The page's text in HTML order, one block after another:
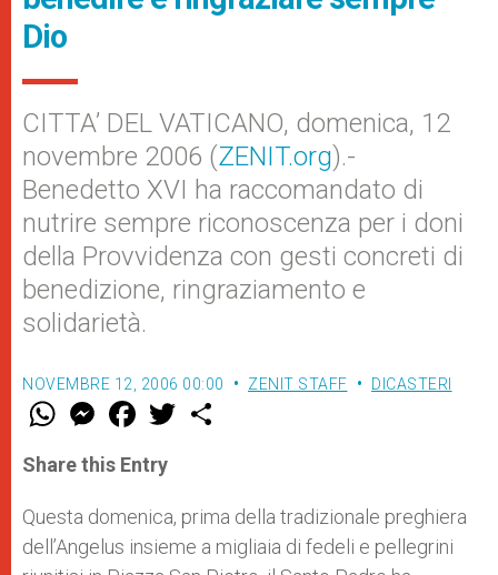
Dio
CITTA’ DEL VATICANO, domenica, 12
novembre 2006 (ZENIT.org).-
Benedetto XVI ha raccomandato di
nutrire sempre riconoscenza per i doni
della Provvidenza con gesti concreti di
benedizione, ringraziamento e
solidarietà.
NOVEMBRE 12, 2006 00:00 ZENIT STAFF DICASTERI
W
t
s
p
p
M
e
s
e
g
e
r
F
a
e
b
o
k
w
r
Share this Entry
Questa domenica, prima della tradizionale preghiera
dell’Angelus insieme a migliaia di fedeli e pellegrini